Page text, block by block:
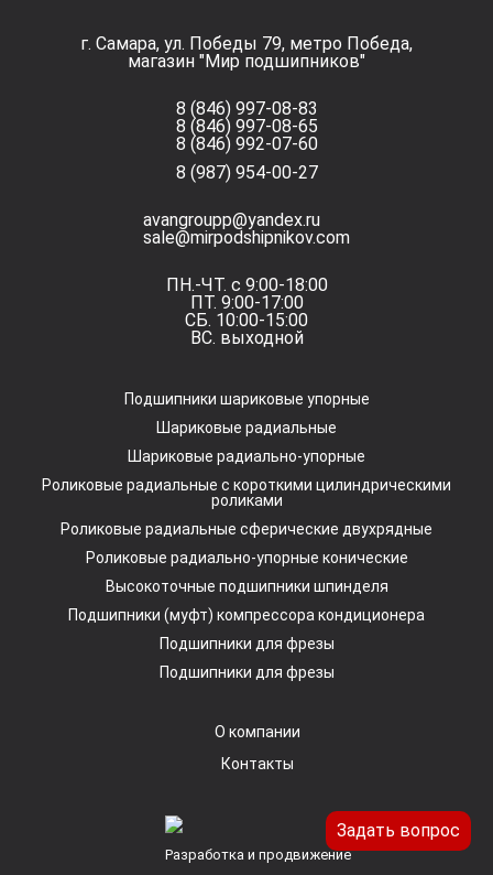
г. Самара, ул. Победы 79, метро Победа,
магазин "Мир подшипников"
8 (846) 997-08-83
8 (846) 997-08-65
8 (846) 992-07-60
8 (987) 954-00-27
avangroupp@yandex.ru
sale@mirpodshipnikov.com
ПН.-ЧТ. с 9:00-18:00
ПТ. 9:00-17:00
СБ. 10:00-15:00
ВС. выходной
Подшипники шариковые упорные
Шариковые радиальные
Шариковые радиально-упорные
Роликовые радиальные с короткими цилиндрическими
роликами
Роликовые радиальные сферические двухрядные
Роликовые радиально-упорные конические
Высокоточные подшипники шпинделя
Подшипники (муфт) компрессора кондиционера
Подшипники для фрезы
Подшипники для фрезы
О компании
Контакты
Разработка и продвижение
Задать вопрос